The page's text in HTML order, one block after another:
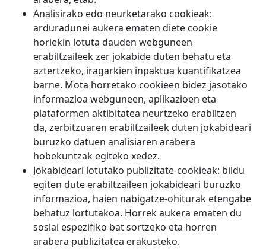
Analisirako edo neurketarako cookieak:
arduradunei aukera ematen diete cookie
horiekin lotuta dauden webguneen
erabiltzaileek zer jokabide duten behatu eta
aztertzeko, iragarkien inpaktua kuantifikatzea
barne. Mota horretako cookieen bidez jasotako
informazioa webguneen, aplikazioen eta
plataformen aktibitatea neurtzeko erabiltzen
da, zerbitzuaren erabiltzaileek duten jokabideari
buruzko datuen analisiaren arabera
hobekuntzak egiteko xedez.
Jokabideari lotutako publizitate-cookieak: bildu
egiten dute erabiltzaileen jokabideari buruzko
informazioa, haien nabigatze-ohiturak etengabe
behatuz lortutakoa. Horrek aukera ematen du
soslai espezifiko bat sortzeko eta horren
arabera publizitatea erakusteko.